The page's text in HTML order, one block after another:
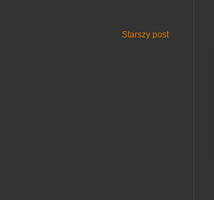
Starszy post